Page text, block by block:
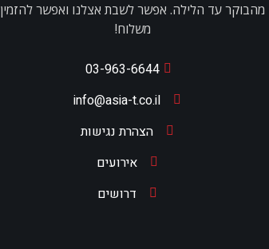
מהבוקר עד הלילה. אפשר לשבת אצלנו ואפשר להזמין
משלוח!
03-963-6644
info@asia-t.co.il
הצהרת נגישות
אירועים
דרושים